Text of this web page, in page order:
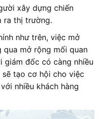
xây dựng chiến
ra thị trường.
như trên, việc mở
mở rộng mối quan
giám đốc có càng nhiều
tạo cơ hội cho việc
nhiều khách hàng